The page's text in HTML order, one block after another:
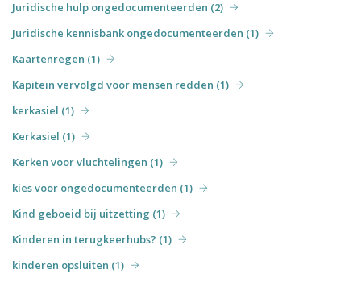
Juridische hulp ongedocumenteerden (2)
Juridische kennisbank ongedocumenteerden (1)
Kaartenregen (1)
Kapitein vervolgd voor mensen redden (1)
kerkasiel (1)
Kerkasiel (1)
Kerken voor vluchtelingen (1)
kies voor ongedocumenteerden (1)
Kind geboeid bij uitzetting (1)
Kinderen in terugkeerhubs? (1)
kinderen opsluiten (1)